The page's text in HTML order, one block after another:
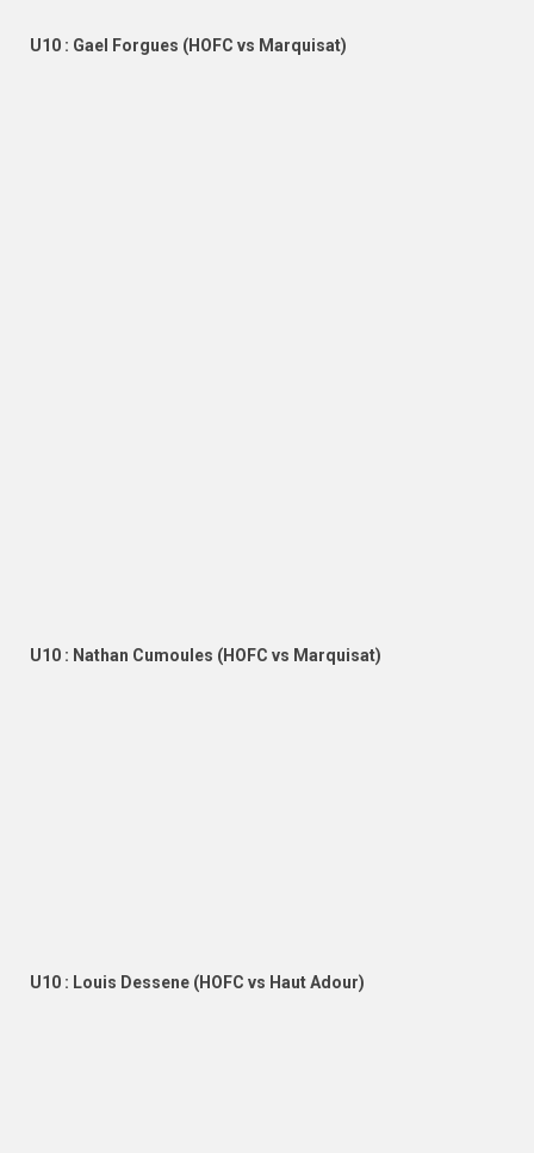
U10 : Gael Forgues (HOFC vs Marquisat)
U10 : Nathan Cumoules (HOFC vs Marquisat)
U10 : Louis Dessene (HOFC vs Haut Adour)